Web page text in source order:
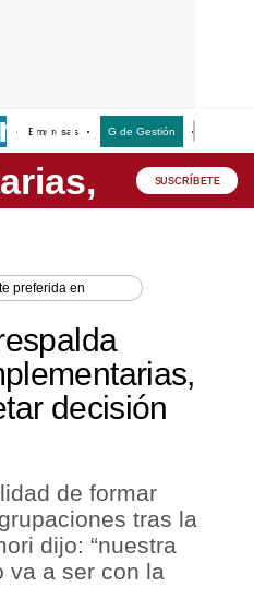
Empresas G de Gestión
SUSCRÍBETE
preferida en
decisión
de formar
tras la
dijo: “nuestra
va a ser con la